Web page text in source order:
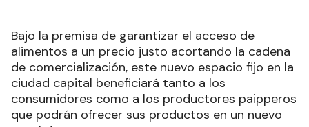
Bajo la premisa de garantizar el acceso de
alimentos a un precio justo acortando la cadena
de comercialización, este nuevo espacio fijo en la
ciudad capital beneficiará tanto a los
consumidores como a los productores paipperos
que podrán ofrecer sus productos en un nuevo